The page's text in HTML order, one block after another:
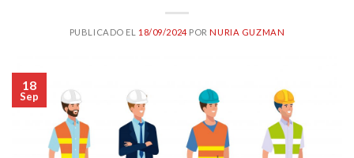
PUBLICADO EL 18/09/2024PORNURIA GUZMAN
18
Sep